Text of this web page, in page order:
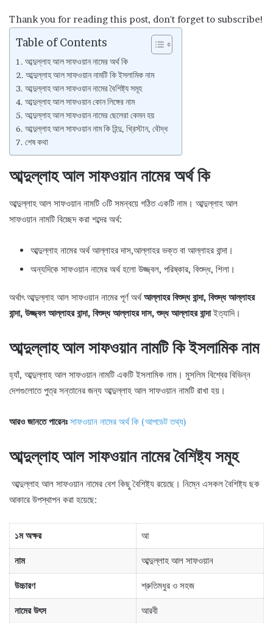
Thank you for reading this post, don't forget to subscribe!
Table of Contents
আব্দুল্লাহ আল সাফওয়ান নামের অর্থ কি
আব্দুল্লাহ আল সাফওয়ান নামটি কি ইসলামিক নাম
আব্দুল্লাহ আল সাফওয়ান নামের বৈশিষ্ট্য সমূহ
আব্দুল্লাহ আল সাফওয়ান কোন লিঙ্গের নাম
আব্দুল্লাহ আল সাফওয়ান নামের ছেলেরা কেমন হয়
আব্দুল্লাহ আল সাফওয়ান নাম কি হিন্দু, খ্রিস্টান, বৌদ্ধ
শেষ কথা
আব্দুল্লাহ আল সাফওয়ান নামের অর্থ কি
আব্দুল্লাহ আল সাফওয়ান নামটি ৩টি সমন্বয়ে গঠিত একটি নাম। আব্দুল্লাহ আল
সাফওয়ান নামটি বিচ্ছেদ করা শব্দের অর্থ:
আব্দুল্লাহ নামের অর্থ আল্লাহর দাস,আল্লাহর ভক্ত বা আল্লাহর বান্দা।
অন্যদিকে সাফওয়ান নামের অর্থ হলো উজ্জ্বল, পরিষ্কার, বিশুদ্ধ, শিলা।
অর্থাৎ আব্দুল্লাহ আল সাফওয়ান নামের পূর্ণ অর্থআল্লাহর বিশুদ্ধ বান্দা, বিশুদ্ধ আল্লাহর
বান্দা, উজ্জ্বল আল্লাহর বান্দা, বিশুদ্ধ আল্লাহর দাস, শুদ্ধ আল্লাহর বান্দাইত্যাদি।
আব্দুল্লাহ আল সাফওয়ান নামটি কি ইসলামিক নাম
হ্যাঁ, আব্দুল্লাহ আল সাফওয়ান নামটি একটি ইসলামিক নাম। মুসলিম বিশ্বের বিভিন্ন
দেশগুলোতে পুত্র সন্তানের জন্য আব্দুল্লাহ আল সাফওয়ান নামটি রাখা হয়।
আরও জানতে পারেনঃ সাফওয়ান নামের অর্থ কি (আপডেট তথ্য)
আব্দুল্লাহ আল সাফওয়ান নামের বৈশিষ্ট্য সমূহ
আব্দুল্লাহ আল সাফওয়ান নামের বেশ কিছু বৈশিষ্ট্য রয়েছে। নিম্নে এসকল বৈশিষ্ট্য ছক
আকারে উপস্থাপন করা হয়েছে:
১ম অক্ষর আ
নাম আব্দুল্লাহ আল সাফওয়ান
উচ্চারণ শ্রুতিমধুর ও সহজ
নামের উৎস আরবী